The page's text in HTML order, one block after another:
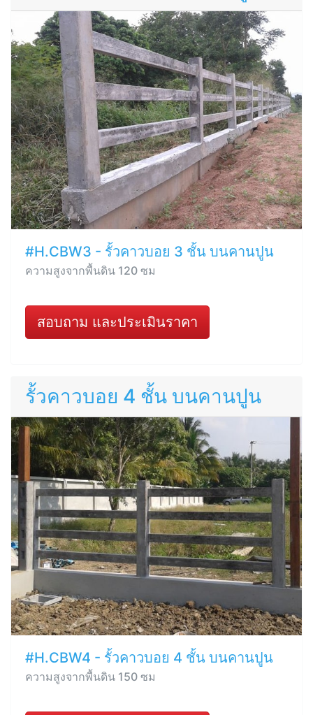
#H.CBW3 - รั้วคาวบอย 3 ชั้น บนคานปูน
ความสูงจากพื้นดิน 120 ซม
สอบถาม และประเมินราคา
รั้วคาวบอย 4 ชั้น บนคานปูน
#H.CBW4 - รั้วคาวบอย 4 ชั้น บนคานปูน
ความสูงจากพื้นดิน 150 ซม